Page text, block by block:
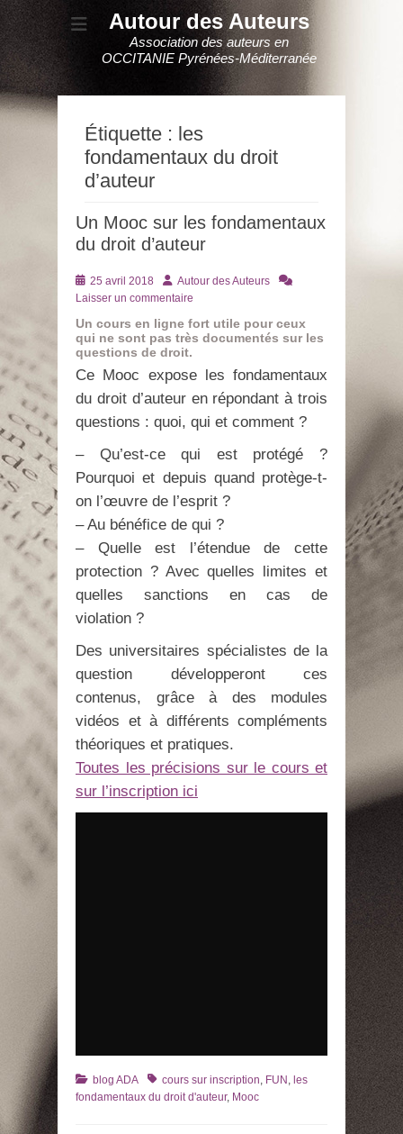
Autour des Auteurs
Association des auteurs en
OCCITANIE Pyrénées-Méditerranée
Étiquette : les
fondamentaux du droit
d’auteur
Un Mooc sur les fondamentaux
du droit d’auteur
Posté
le
25 avril 2018 AuteurAutour des Auteurs
Laisser un commentaire
Un cours en ligne fort utile pour ceux
qui ne sont pas très documentés sur les
questions de droit.
Ce Mooc expose les fondamentaux
du droit d’auteur en répondant à trois
questions : quoi, qui et comment ?
– Qu’est-ce qui est protégé ?
Pourquoi et depuis quand protège-t-
on l’œuvre de l’esprit ?
– Au bénéfice de qui ?
– Quelle est l’étendue de cette
protection ? Avec quelles limites et
quelles sanctions en cas de
violation ?
Des universitaires spécialistes de la
question développeront ces
contenus, grâce à des modules
vidéos et à différents compléments
théoriques et pratiques.
Toutes les précisions sur le cours et
sur l’inscription ici
Catégories
blog ADA Tagscours sur inscription, FUN , les
fondamentaux du droit d'auteur, Mooc